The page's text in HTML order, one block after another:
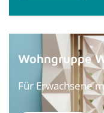
Wohngruppe
Für Erwachsene